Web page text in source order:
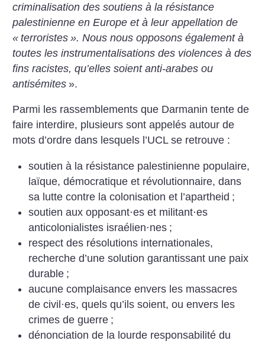
criminalisation des soutiens à la résistance
palestinienne en Europe et à leur appellation de
« terroristes ». Nous nous opposons également à
toutes les instrumentalisations des violences à des
fins racistes, qu’elles soient anti-arabes ou
antisémites ».
Parmi les rassemblements que Darmanin tente de
faire interdire, plusieurs sont appelés autour de
mots d’ordre dans lesquels l’UCL se retrouve :
soutien à la résistance palestinienne populaire,
laïque, démocratique et révolutionnaire, dans
sa lutte contre la colonisation et l’apartheid ;
soutien aux opposant⋅es et militant⋅es
anticolonialistes israélien⋅nes ;
respect des résolutions internationales,
recherche d’une solution garantissant une paix
durable ;
aucune complaisance envers les massacres
de civil·es, quels qu’ils soient, ou envers les
crimes de guerre ;
dénonciation de la lourde responsabilité du